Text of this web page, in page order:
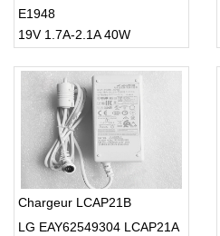
E1948
19V 1.7A-2.1A 40W
Chargeur LCAP21B
LG EAY62549304 LCAP21A